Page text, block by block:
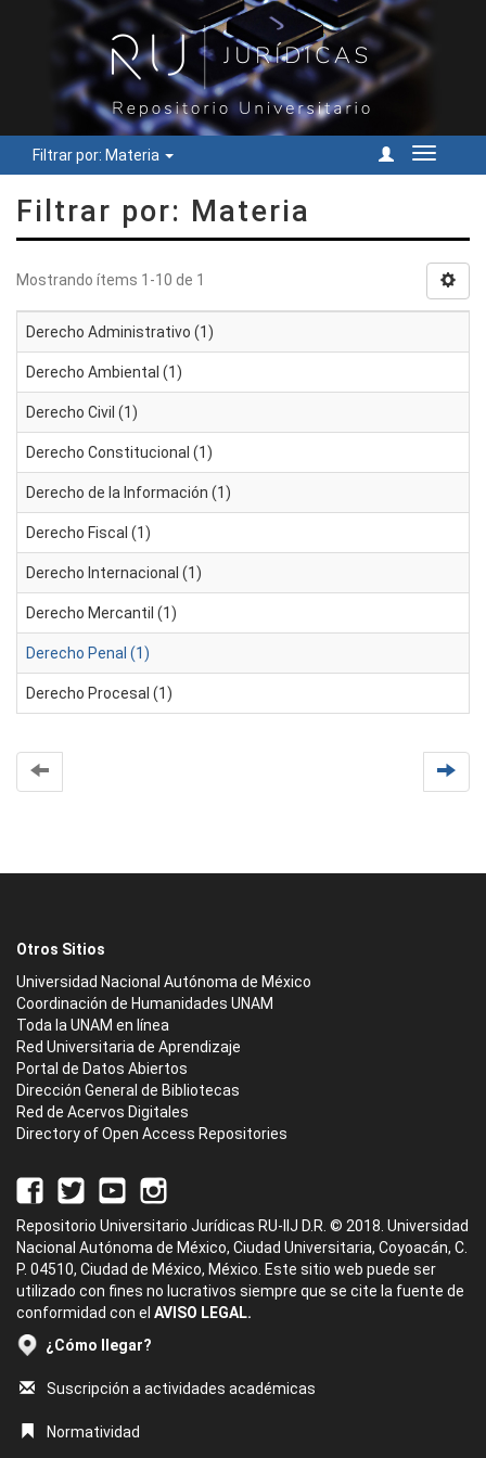
Filtrar por: Materia
Cambiar
Filtrar por: Materia
Mostrando ítems 1-10 de 1
Derecho Administrativo (1)
Derecho Ambiental (1)
Derecho Civil (1)
Derecho Constitucional (1)
Derecho de la Información (1)
Derecho Fiscal (1)
Derecho Internacional (1)
Derecho Mercantil (1)
Derecho Penal (1)
Derecho Procesal (1)
Otros Sitios
Universidad Nacional Autónoma de México
Coordinación de Humanidades UNAM
Toda la UNAM en línea
Red Universitaria de Aprendizaje
Portal de Datos Abiertos
Dirección General de Bibliotecas
Red de Acervos Digitales
Directory of Open Access Repositories
Repositorio Universitario Jurídicas RU-IIJ D.R. © 2018. Universidad
Nacional Autónoma de México, Ciudad Universitaria, Coyoacán, C.
P. 04510, Ciudad de México, México. Este sitio web puede ser
utilizado con fines no lucrativos siempre que se cite la fuente de
conformidad con el AVISO LEGAL.
¿Cómo llegar?
Suscripción a actividades académicas
Normatividad